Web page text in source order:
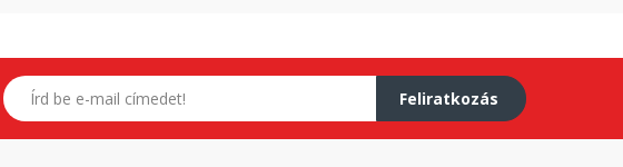
E-mail címed
Feliratkozás